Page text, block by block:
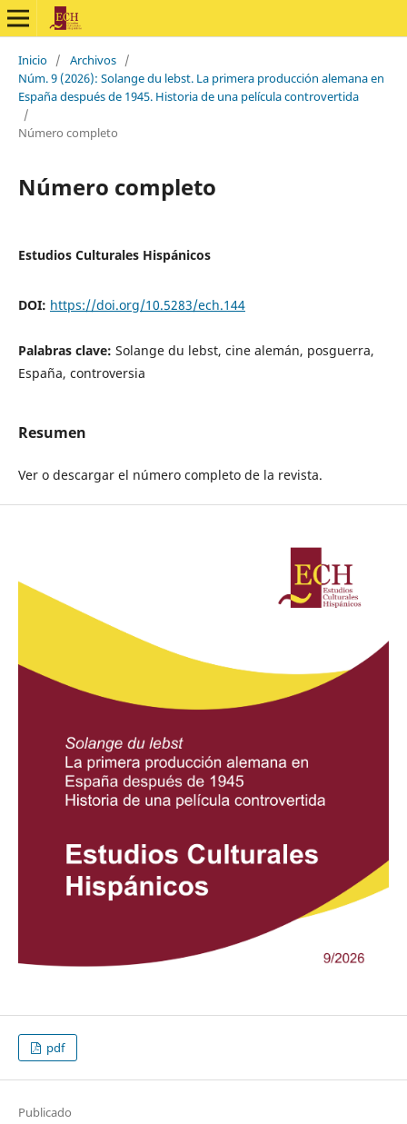
Inicio / Archivos /
Núm. 9 (2026): Solange du lebst. La primera producción alemana en
España después de 1945. Historia de una película controvertida
/
Número completo
Número completo
Estudios Culturales Hispánicos
DOI: https://doi.org/10.5283/ech.144
Palabras clave: Solange du lebst, cine alemán, posguerra,
España, controversia
Resumen
Ver o descargar el número completo de la revista.
pdf
Publicado